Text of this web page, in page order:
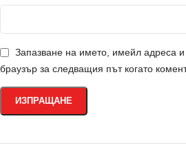
Запазване на името, имейл адреса и
браузър за следващия път когато